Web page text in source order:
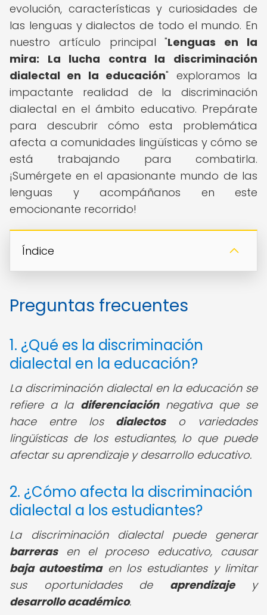
evolución, características y curiosidades de
las lenguas y dialectos de todo el mundo. En
nuestro artículo principal "Lenguas en la
mira: La lucha contra la discriminación
dialectal en la educación" exploramos la
impactante realidad de la discriminación
dialectal en el ámbito educativo. Prepárate
para descubrir cómo esta problemática
afecta a comunidades lingüísticas y cómo se
está trabajando para combatirla.
¡Sumérgete en el apasionante mundo de las
lenguas y acompáñanos en este
emocionante recorrido!
Índice
Preguntas frecuentes
1. ¿Qué es la discriminación
dialectal en la educación?
La discriminación dialectal en la educación se
refiere a la diferenciaciónnegativa que se
hace entre los dialectoso variedades
lingüísticas de los estudiantes, lo que puede
afectar su aprendizaje y desarrollo educativo.
2. ¿Cómo afecta la discriminación
dialectal a los estudiantes?
La discriminación dialectal puede generar
barrerasen el proceso educativo, causar
baja autoestimaen los estudiantes y limitar
sus oportunidades de aprendizajey
desarrollo académico.